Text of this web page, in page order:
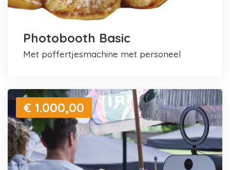
Photobooth Basic
met poffertjesmachine met personeel
€ 1.000,00